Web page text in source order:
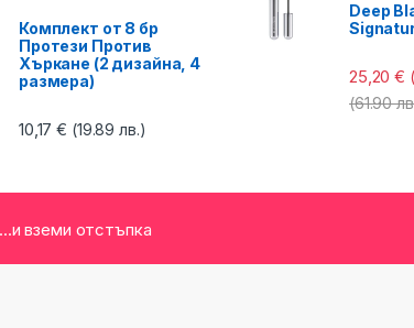
Комплект от 8 бр
Протези Против
Хъркане (2 дизайна, 4
размера)
10,17€ (19.89 лв.)
Deep
25,20€
(61.90
...и вземи отстъпка